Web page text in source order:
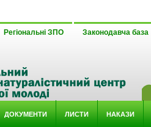
Регіональні ЗПО Законодавча база
ДОКУМЕНТИ ЛИСТИ НАКАЗИ